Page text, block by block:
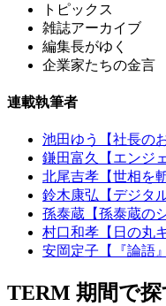
トピックス
雑誌アーカイブ
編集長がゆく
企業家たちの金言
連載執筆者
池田ゆう【社長の
鎌田富久【エンジェ
北尾吉孝【世相を
鈴木康弘【デジタ
孫泰蔵【孫泰蔵の
村口和孝【日の丸
安岡定子【『論語
TERM 期間で探